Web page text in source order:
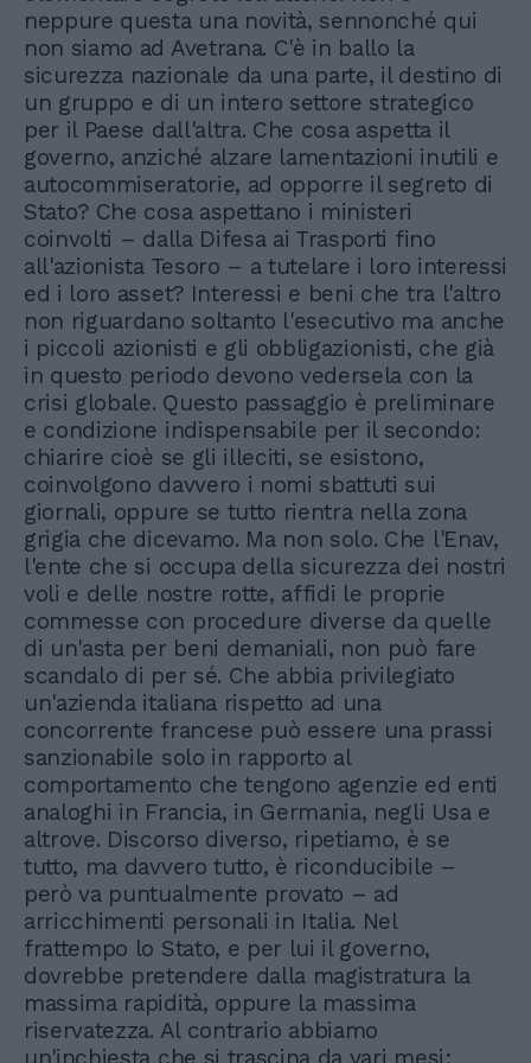
neppure questa una novità, sennonché qui
non siamo ad Avetrana. C'è in ballo la
sicurezza nazionale da una parte, il destino di
un gruppo e di un intero settore strategico
per il Paese dall'altra. Che cosa aspetta il
governo, anziché alzare lamentazioni inutili e
autocommiseratorie, ad opporre il segreto di
Stato? Che cosa aspettano i ministeri
coinvolti – dalla Difesa ai Trasporti fino
all'azionista Tesoro – a tutelare i loro interessi
ed i loro asset? Interessi e beni che tra l'altro
non riguardano soltanto l'esecutivo ma anche
i piccoli azionisti e gli obbligazionisti, che già
in questo periodo devono vedersela con la
crisi globale. Questo passaggio è preliminare
e condizione indispensabile per il secondo:
chiarire cioè se gli illeciti, se esistono,
coinvolgono davvero i nomi sbattuti sui
giornali, oppure se tutto rientra nella zona
grigia che dicevamo. Ma non solo. Che l'Enav,
l'ente che si occupa della sicurezza dei nostri
voli e delle nostre rotte, affidi le proprie
commesse con procedure diverse da quelle
di un'asta per beni demaniali, non può fare
scandalo di per sé. Che abbia privilegiato
un'azienda italiana rispetto ad una
concorrente francese può essere una prassi
sanzionabile solo in rapporto al
comportamento che tengono agenzie ed enti
analoghi in Francia, in Germania, negli Usa e
altrove. Discorso diverso, ripetiamo, è se
tutto, ma davvero tutto, è riconducibile –
però va puntualmente provato – ad
arricchimenti personali in Italia. Nel
frattempo lo Stato, e per lui il governo,
dovrebbe pretendere dalla magistratura la
massima rapidità, oppure la massima
riservatezza. Al contrario abbiamo
un'inchiesta che si trascina da vari mesi;